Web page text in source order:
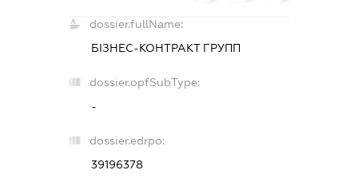
dossier.fullName:
БІЗНЕС-КОНТРАКТ ГРУПП
dossier.opfSubType:
-
dossier.edrpo:
39196378